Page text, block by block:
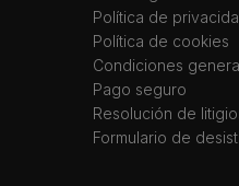
Política de
Política de cookies
Condiciones
Pago seguro
Resolución de
Formulario de